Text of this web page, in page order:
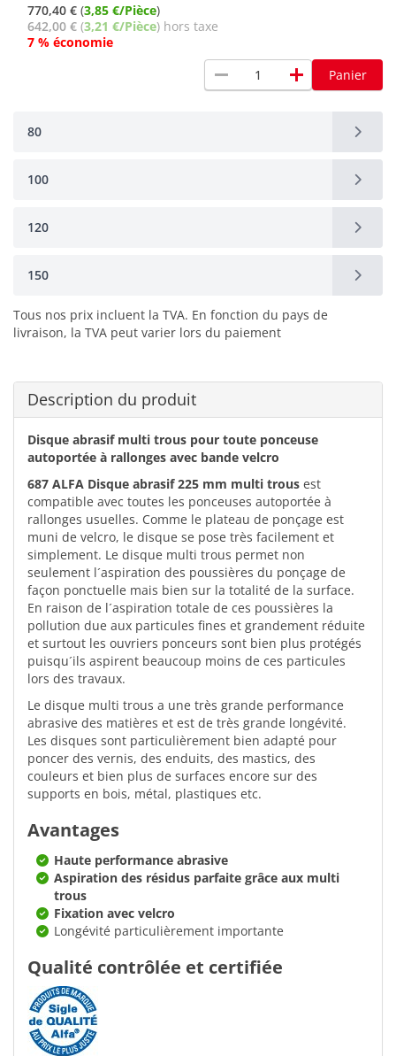
770,40 € (3,85 €/Pièce)
642,00 € (3,21 €/Pièce) hors taxe
7 % économie
remove add Panier
80
100
120
150
Tous nos prix incluent la TVA. En fonction du pays de
livraison, la TVA peut varier lors du paiement
Description du produit
Disque abrasif multi trous pour toute ponceuse
autoportée à rallonges avec bande velcro
687 ALFA Disque abrasif 225 mm multi trous est
compatible avec toutes les ponceuses autoportée à
rallonges usuelles. Comme le plateau de ponçage est
muni de velcro, le disque se pose très facilement et
simplement. Le disque multi trous permet non
seulement l´aspiration des poussières du ponçage de
façon ponctuelle mais bien sur la totalité de la surface.
En raison de l´aspiration totale de ces poussières la
pollution due aux particules fines et grandement réduite
et surtout les ouvriers ponceurs sont bien plus protégés
puisqu´ils aspirent beaucoup moins de ces particules
lors des travaux.
Le disque multi trous a une très grande performance
abrasive des matières et est de très grande longévité.
Les disques sont particulièrement bien adapté pour
poncer des vernis, des enduits, des mastics, des
couleurs et bien plus de surfaces encore sur des
supports en bois, métal, plastiques etc.
Avantages
Haute performance abrasive
Aspiration des résidus parfaite grâce aux multi
trous
Fixation avec velcro
Longévité particulièrement importante
Qualité contrôlée et certifiée